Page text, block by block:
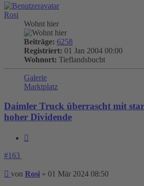
Rosi
Wohnt hier
Beiträge: 6258
Registriert: 01 Jan 2004 00:00
Wohnort: Tieflandsbucht
Galerie
Marktplatz
Daimler Truck überrascht mit
hoher Dividende
#163
Beitrag
von Rosi » 01 Mär 2024 08:50